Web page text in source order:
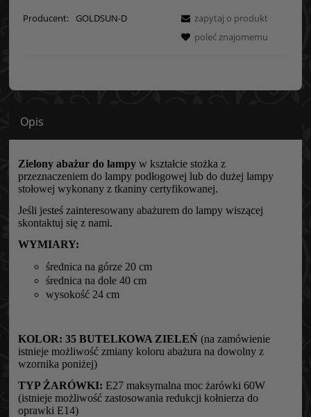
Producent: GOLDSUN-D
zapytaj o produkt
poleć znajomemu
Opis
Zielony abażur do lampy w kształcie stożka z
przeznaczeniem do lampy podłogowej lub do dużej lampy
stołowej wykonany z tkaniny certyfikowanej.
Jeśli jesteś zainteresowany abażurem do lampy wiszącej
skontaktuj się z nami.
WYMIARY:
średnica na górze 20 cm
średnica na dole 40 cm
wysokość 24 cm
KOLOR: 35 BUTELKOWA ZIELEŃ (na zamówienie
istnieje możliwość zmiany koloru abażura na dowolny z
wzornika poniżej)
TYP ŻARÓWKI: E27 maksymalna moc żarówki 60W
(istnieje możliwość zastosowania redukcji kołnierza do
oprawki E14)